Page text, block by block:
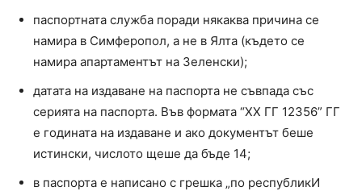
паспортната служба поради някаква причина се
намира в Симферопол, а не в Ялта (където се
намира апартаментът на Зеленски);
датата на издаване на паспорта не съвпада със
серията на паспорта. Във формата “XX ГГ 12356” ГГ
е годината на издаване и ако документът беше
истински, числото щеше да бъде 14;
в паспорта е написано с грешка „по республикИ